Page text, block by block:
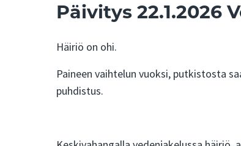
Päivitys 22.1.2026
Häiriö on ohi.
Paineen vaihtelun vuoksi, putkistosta
puhdistus.